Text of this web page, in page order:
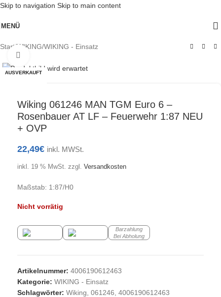
Skip to navigation Skip to main content
MENÜ
Start/WIKING/WIKING - Einsatz
AUSVERKAUFT
Wiking 061246 MAN TGM Euro 6 –
Rosenbauer AT LF – Feuerwehr 1:87 NEU
+ OVP
22,49€ inkl. MWSt.
inkl. 19 % MwSt. zzgl. Versandkosten
Maßstab: 1:87/H0
Nicht vorrätig
Barzahlung
Bei Abholung
Artikelnummer: 4006190612463
Kategorie: WIKING - Einsatz
Schlagwörter: Wiking, 061246, 4006190612463